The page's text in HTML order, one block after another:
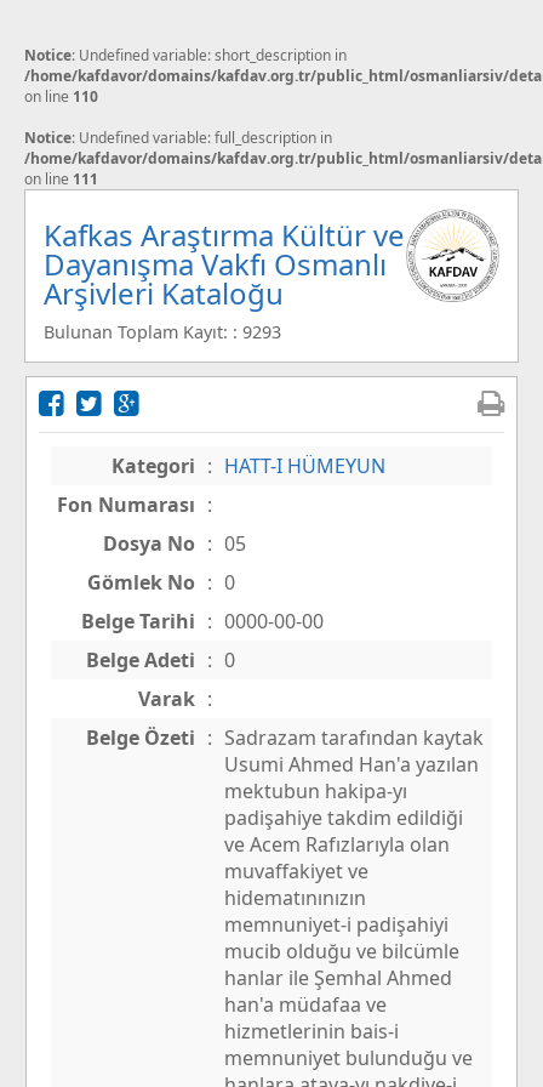
Notice: Undefined variable: short_description in
/home/kafdavor/domains/kafdav.org.tr/public_html/osmanliarsiv/
on line 110
Notice: Undefined variable: full_description in
/home/kafdavor/domains/kafdav.org.tr/public_html/osmanliarsiv/
on line 111
Kafkas Araştırma Kültür ve
Dayanışma Vakfı Osmanlı
Arşivleri Kataloğu
Bulunan Toplam Kayıt: : 9293
Kategori : HATT-I HÜMEYUN
Fon Numarası :
Dosya No : 05
Gömlek No : 0
Belge Tarihi : 0000-00-00
Belge Adeti : 0
Varak :
Belge Özeti : Sadrazam tarafından kaytak
Usumi Ahmed Han'a yazılan
mektubun hakipa-yı
padişahiye takdim edildiği
ve Acem Rafızlarıyla olan
muvaffakiyet ve
hidematınınızın
memnuniyet-i padişahiyi
mucib olduğu ve bilcümle
hanlar ile Şemhal Ahmed
han'a müdafaa ve
hizmetlerinin bais-i
memnuniyet bulunduğu ve